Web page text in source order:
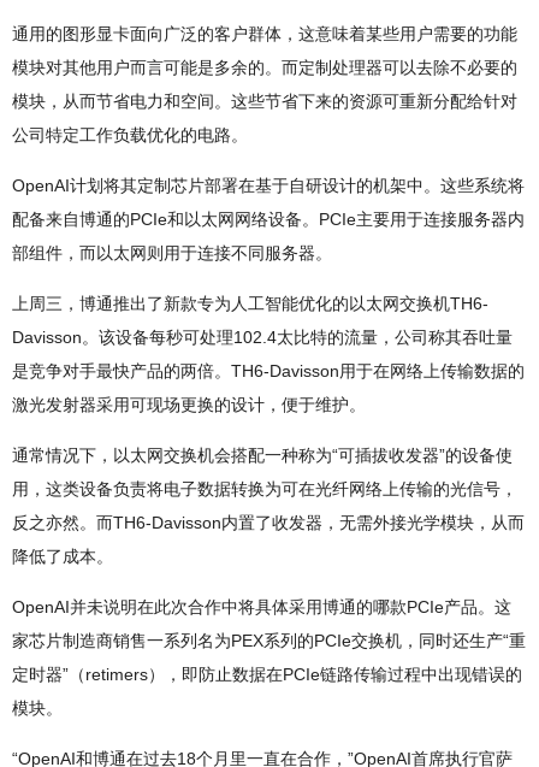
通用的图形显卡面向广泛的客户群体，这意味着某些用户需要的功能
模块对其他用户而言可能是多余的。而定制处理器可以去除不必要的
模块，从而节省电力和空间。这些节省下来的资源可重新分配给针对
公司特定工作负载优化的电路。
OpenAI计划将其定制芯片部署在基于自研设计的机架中。这些系统将
配备来自博通的PCIe和以太网网络设备。PCIe主要用于连接服务器内
部组件，而以太网则用于连接不同服务器。
上周三，博通推出了新款专为人工智能优化的以太网交换机TH6-
Davisson。该设备每秒可处理102.4太比特的流量，公司称其吞吐量
是竞争对手最快产品的两倍。TH6-Davisson用于在网络上传输数据的
激光发射器采用可现场更换的设计，便于维护。
通常情况下，以太网交换机会搭配一种称为“可插拔收发器”的设备使
用，这类设备负责将电子数据转换为可在光纤网络上传输的光信号，
反之亦然。而TH6-Davisson内置了收发器，无需外接光学模块，从而
降低了成本。
OpenAI并未说明在此次合作中将具体采用博通的哪款PCIe产品。这
家芯片制造商销售一系列名为PEX系列的PCIe交换机，同时还生产“重
定时器”（retimers），即防止数据在PCIe链路传输过程中出现错误的
模块。
“OpenAI和博通在过去18个月里一直在合作，”OpenAI首席执行官萨